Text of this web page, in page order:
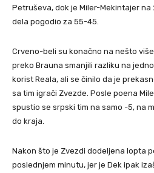
Petruševa, dok je Miler-Mekintajer
dela pogodio za 55-45.
Crveno-beli su konačno na nešto
preko Brauna smanjili razliku na
korist Reala, ali se činilo da je
sa tim igrači Zvezde. Posle poena
spustio se srpski tim na samo -5, na
do kraja.
Nakon što je Zvezdi dodeljena lopta
poslednjem minutu, jer je Dek ipak